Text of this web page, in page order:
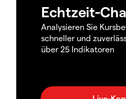
Echtzeit-
Analysieren Sie
schneller und
über 25 Indikatoren